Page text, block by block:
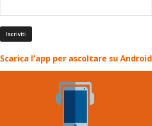
Scarica l'app per ascoltare su Android